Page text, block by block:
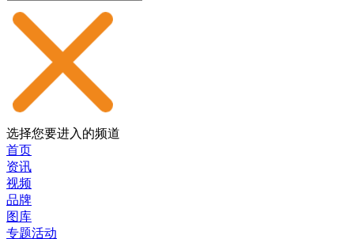
选择您要进入的频道
首页
资讯
视频
品牌
图库
专题活动